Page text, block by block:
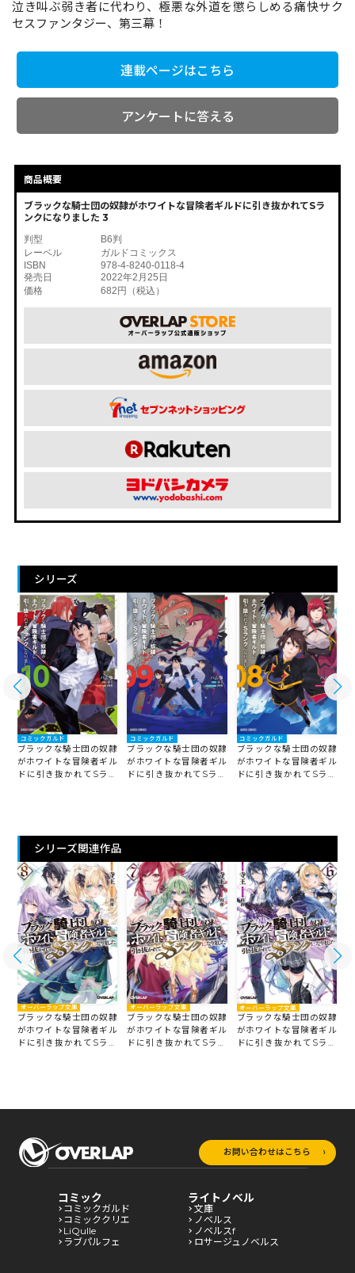
泣き叫ぶ弱き者に代わり、極悪な外道を懲らしめる痛快サク
セスファンタジー、第三幕！
連載ページはこちら
アンケートに答える
商品概要
ブラックな騎士団の奴隷がホワイトな冒険者ギルドに引き抜かれてSラ
ンクになりました 3
判型
B6判
レーベル
ガルドコミックス
ISBN
978-4-8240-0118-4
発売日
2022年2月25日
価格
682円（税込）
シリーズ
コミックガルド
ブラックな騎士団の奴隷
がホワイトな冒険者ギル
ドに引き抜かれてSラン
コミックガルド
ブラックな騎士団の奴隷
がホワイトな冒険者ギル
ドに引き抜かれてSラン
コミックガルド
ブラックな騎士団の奴隷
がホワイトな冒険者ギル
ドに引き抜かれてSラン
シリーズ関連作品
オーバーラップ文庫
ブラックな騎士団の奴隷
がホワイトな冒険者ギル
ドに引き抜かれてSラン
オーバーラップ文庫
ブラックな騎士団の奴隷
がホワイトな冒険者ギル
ドに引き抜かれてSラン
オーバーラップ文庫
ブラックな騎士団の奴隷
がホワイトな冒険者ギル
ドに引き抜かれてSラン
お問い合わせはこちら
コミック
コミックガルド
コミッククリエ
LiQulle
ラブパルフェ
ライトノベル
文庫
ノベルス
ノベルスf
ロサージュノベルス